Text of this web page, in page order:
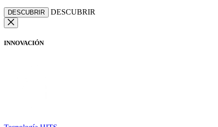
DESCUBRIR DESCUBRIR
INNOVACIÓN